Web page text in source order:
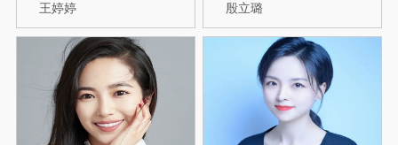
王婷婷 殷立璐